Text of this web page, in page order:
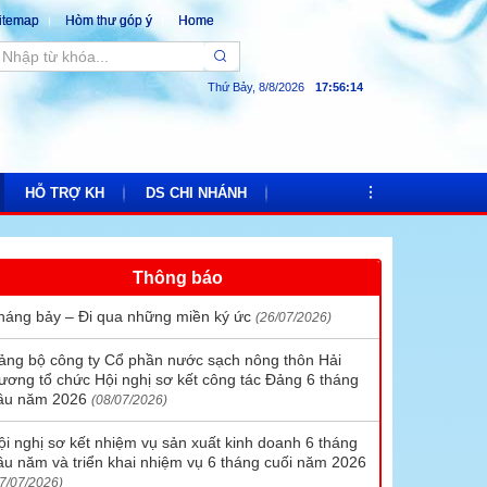
Hòm thư góp ý Home
Thứ Bảy, 8/8/2026 17:56:15
HỖ TRỢ KH
Hướng dẫn thanh toán tiền nước trực tuyến
Quy trình lắp mới đồng hồ
Hóa đơn điện tử
Lịch chốt số công tơ và thu tiền
DS CHI NHÁNH
Chi nhánh cấp nước số 1
Chi nhánh cấp nước số 2
Chi nhánh cấp nước số 3
Chi nhánh cấp nước số 4
Chi nhánh cấp nước số 5
Chi nhánh cấp nước số 6
Thông báo
bảy – Đi qua những miền ký ức (26/07/2026)
bộ công ty Cổ phần nước sạch nông thôn Hải
tổ chức Hội nghị sơ kết công tác Đảng 6 tháng
năm 2026 (08/07/2026)
nghị sơ kết nhiệm vụ sản xuất kinh doanh 6 tháng
năm và triển khai nhiệm vụ 6 tháng cuối năm 2026
07/2026)